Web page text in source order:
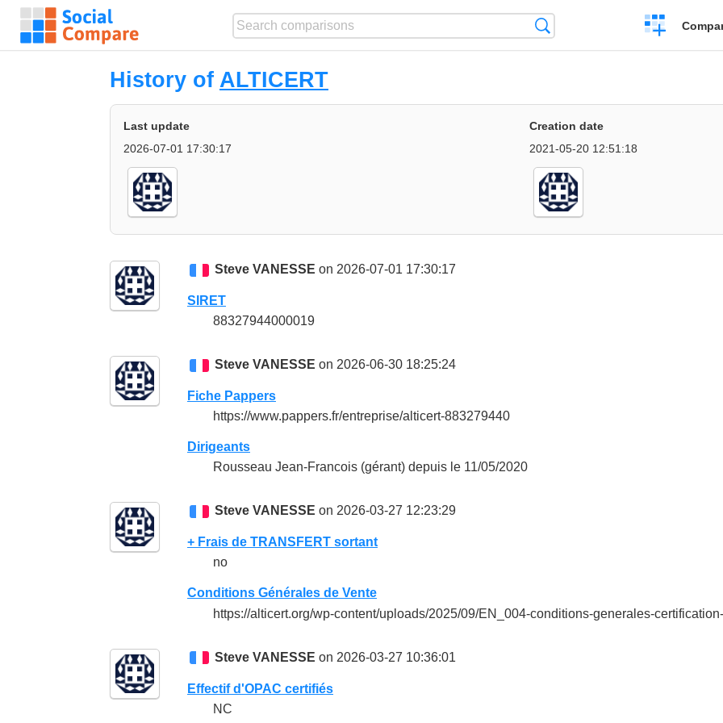
Crear
una
History of ALTICERT
Last update
2026-07-01 17:30:17
Creation date
2021-05-20 12:51:18
Steve VANESSE on 2026-07-01 17:30:17
SIRET
88327944000019
Steve VANESSE on 2026-06-30 18:25:24
Fiche Pappers
https://www.pappers.fr/entreprise/alticert-883279440
Dirigeants
Rousseau Jean-Francois (gérant) depuis le 11/05/2020
Steve VANESSE on 2026-03-27 12:23:29
+ Frais de TRANSFERT sortant
no
Conditions Générales de Vente
https://alticert.org/wp-content/uploads/2025/09/EN_004-conditions-generales-
Steve VANESSE on 2026-03-27 10:36:01
Effectif d'OPAC certifiés
NC